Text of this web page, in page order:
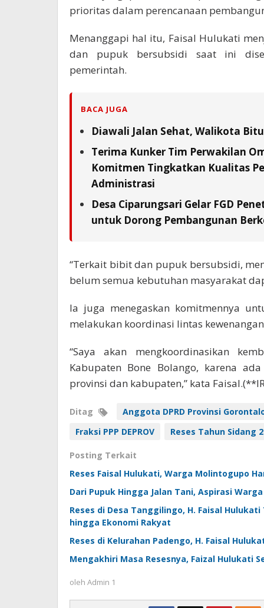
prioritas dalam perencanaan
Menanggapi hal itu, Faisal Hulukati
dan pupuk bersubsidi saat ini
pemerintah.
BACA JUGA
Diawali Jalan Sehat, Walikota
Terima Kunker Tim Perwakilan
Komitmen Tingkatkan Kualitas
Administrasi
Desa Ciparungsari Gelar FGD
untuk Dorong Pembangunan
“Terkait bibit dan pupuk bersubsidi,
belum semua kebutuhan masyarakat
Ia juga menegaskan komitmennya
melakukan koordinasi lintas
“Saya akan mengkoordinasikan
Kabupaten Bone Bolango, karena
provinsi dan kabupaten,” kata
Ditag Anggota DPRD Provinsi
Fraksi PPP DEPROV
Reses Tahun Sidang
Posting Terkait
Reses Faisal Hulukati, Warga Molintogupo
Dari Pupuk Hingga Jalan Tani, Aspirasi
Reses di Desa Tanggilingo, H. Faisal
hingga Ekonomi Rakyat
Reses di Kelurahan Padengo, H. Faisal
Mengakhiri Masa Resesnya, Faizal Hulukati
oleh Admin 1